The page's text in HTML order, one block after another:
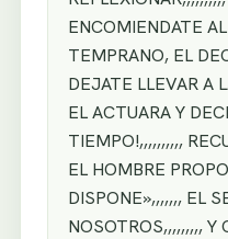
ENCOMIENDATE
TEMPRANO, EL
DEJATE LLEVAR A
EL ACTUARA Y
TIEMPO!,,,,,,,,,,
EL HOMBRE
DISPONE»,,,,,,, EL
NOSOTROS,,,,,,,,, Y